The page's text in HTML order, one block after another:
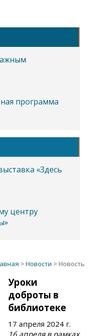
программа
«Здесь
центру
>Новости > Новость
Уроки
доброты в
библиотеке
17 апреля 2024 г.
16 апреля в рамках